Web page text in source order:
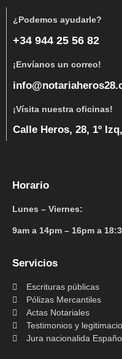
¿Podemos ayudarle?
+34 944 25 56 82
¡Envíanos un correo!
¡Vísita nuestra oficinas!
Calle Heros, 28, 1º
Horario
Lunes – Viernes:
9am a 14pm – 16pm a
Servicios
Escrituras públicas
Pólizas Mercantiles
Actas Notariales
Testimonios y
Jura nacionalida